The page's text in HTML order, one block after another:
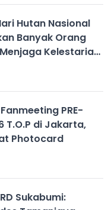
Hutan Nasional
Banyak Orang
Kelestarian
PRE-
T.O.P di Jakarta,
Photocard
Sukabumi: